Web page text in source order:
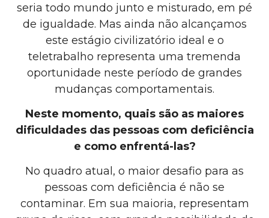
seria todo mundo junto e misturado, em pé
de igualdade. Mas ainda não alcançamos
este estágio civilizatório ideal e o
teletrabalho representa uma tremenda
oportunidade neste período de grandes
mudanças comportamentais.
Neste momento, quais são as maiores
dificuldades das pessoas com deficiência
e como enfrentá-las?
No quadro atual, o maior desafio para as
pessoas com deficiência é não se
contaminar. Em sua maioria, representam